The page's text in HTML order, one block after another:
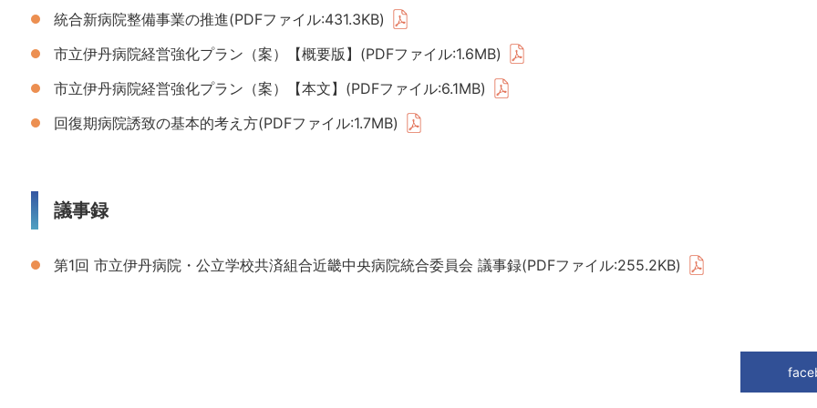
統合新病院整備事業の推進(PDFファイル:431.3KB)
市立伊丹病院経営強化プラン（案）【概要版】(PDFファイル:1.6MB)
市立伊丹病院経営強化プラン（案）【本文】(PDFファイル:6.1MB)
回復期病院誘致の基本的考え方(PDFファイル:1.7MB)
議事録
第1回 市立伊丹病院・公立学校共済組合近畿中央病院統合委員会 議事録(PDFファイル:255.2KB)